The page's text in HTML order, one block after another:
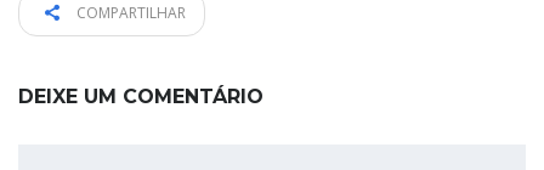
COMPARTILHAR
DEIXE UM COMENTÁRIO